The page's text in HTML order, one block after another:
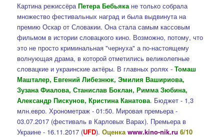
Картина режиссёраПетера Бебьяка не только собрала
множество фестивальных наград и была выдвинута на
премию Оскар от Словакии. Она стала самым кассовым
фильмом в истории словацкого кино. Возможно, потому, что
это не просто криминальная "чернуха" а по-настоящему
волнующая драма, в которой отметились великолепные
словацкие и украинские актёры. В главных ролях - Томаш
Машталер, Евгений Либезнюк, Эмилия Вашириова,
Зузана Фиалова, Станислав Боклан, Римма Зюбина,
Александр Пискунов, Кристина Канатова. Бюджет - 1,3
млн.евро. Хронометраж - 01:50. Мировая премьера -
03.07.2017 (фестиваль в Карловых Варах). Премьера в
Украине - 16.11.2017 (UFD).Оценкаwww.kino-nik.ru 6/10